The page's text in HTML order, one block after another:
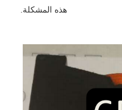
هذه المشكلة.